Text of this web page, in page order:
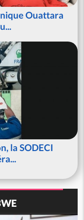
Ouattara
la SODECI